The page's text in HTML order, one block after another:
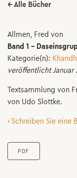
← Alle Bücher
Allmen, Fred von
Band 1 -
Kategorie(n):
veröffentlicht Januar
Textsammlung von
von Udo Slottke.
› Schreiben Sie eine
PDF